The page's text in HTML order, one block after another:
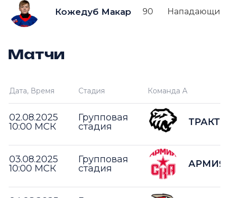
Кожедуб Макар 90 Нападающий
Матчи
Дата, Время Стадия Команда А
02.08.2025
10:00 МСК
Групповая
стадия
03.08.2025
10:00 МСК
Групповая
стадия
АРМИЯ